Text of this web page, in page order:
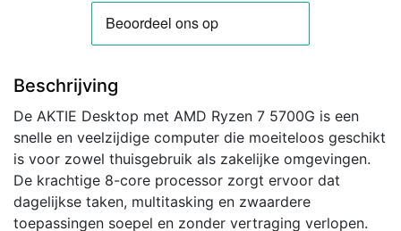
512GB
|
Windows
11
Professional
|
Beschrijving
De AKTIE Desktop met AMD Ryzen 7 5700G is een
snelle en veelzijdige computer die moeiteloos geschikt
is voor zowel thuisgebruik als zakelijke omgevingen.
De krachtige 8-core processor zorgt ervoor dat
dagelijkse taken, multitasking en zwaardere
toepassingen soepel en zonder vertraging verlopen.